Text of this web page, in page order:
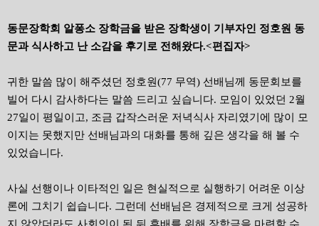
동문장학회 알퐁소 장학금을 받은 장학생이 기부자인 정호원 동
문과 식사하고 난 소감을 후기로 전해왔다.<편집자>
귀한 말씀 많이 해주셨던 정호원(77 무역) 선배님께 동문회보를
빌어 다시 감사하다는 말씀 드리고 싶습니다. 모임이 있었던 2월
27일이 평일이고, 조금 갑작스러운 저녁식사 자리였기에 많이 모
이지는 못했지만 선배님과의 대화를 통해 깊은 생각을 해 볼 수
있었습니다.
사실 선행이나 이타적인 일은 현실적으로 실행하기 어려운 이상
론에 그치기 쉽습니다. 그런데 선배님은 경제적으로 크게 성공하